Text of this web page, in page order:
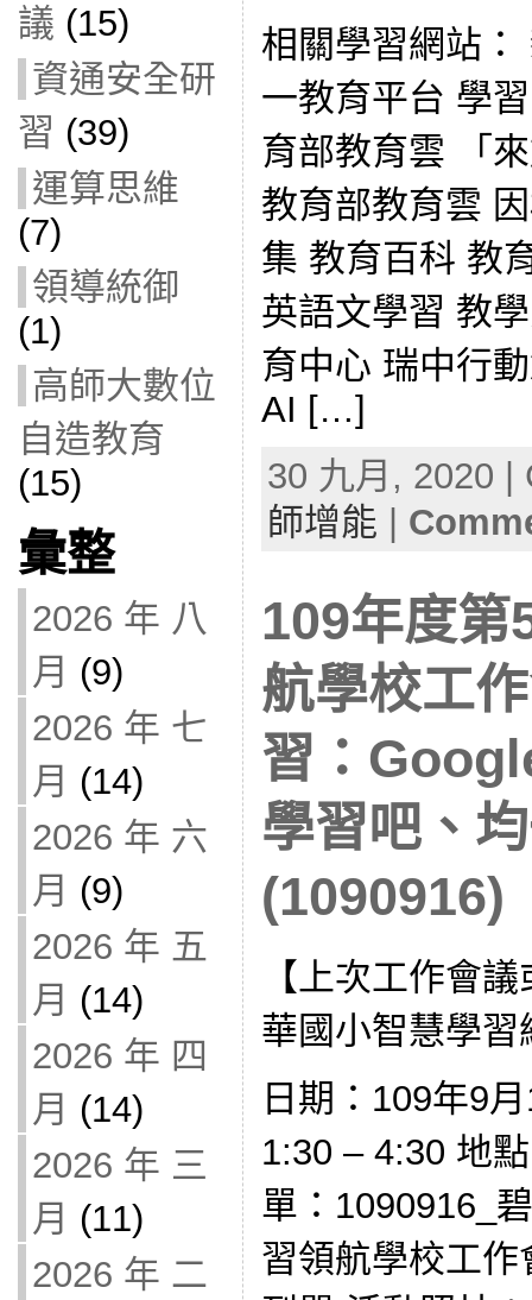
議 (15)
資通安全研
習 (39)
運算思維
(7)
領導統御
(1)
高師大數位
自造教育
(15)
彙整
2026 年 八
月 (9)
2026 年 七
月 (14)
2026 年 六
月 (9)
2026 年 五
月 (14)
2026 年 四
月 (14)
2026 年 三
月 (11)
2026 年 二
相關學習網站
一教育平台 學
育部教育雲 「
教育部教育雲
集 教育百科 教
英語文學習 教
育中心 瑞中行
AI […]
30 九月, 2020
師增能
109年度第
航學校工
習：
學習吧、
(1090916)
【上次工作會
華國小智慧學習
日期：109年9
1:30 – 4:30 地
單：1090916_
習領航學校工